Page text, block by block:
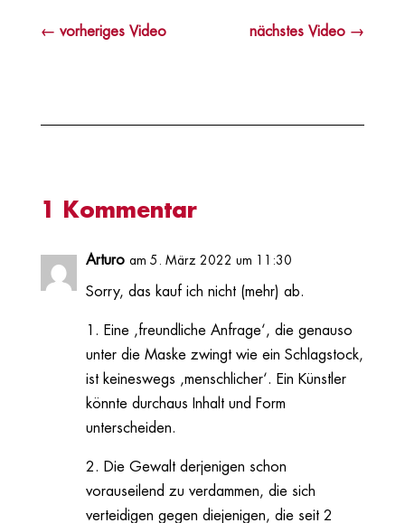
← vorheriges Video nächstes Video →
1 Kommentar
Arturo am 5. März 2022 um 11:30
Sorry, das kauf ich nicht (mehr) ab.
1. Eine ‚freundliche Anfrage‘, die genauso
unter die Maske zwingt wie ein Schlagstock,
ist keineswegs ‚menschlicher‘. Ein Künstler
könnte durchaus Inhalt und Form
unterscheiden.
2. Die Gewalt derjenigen schon
vorauseilend zu verdammen, die sich
verteidigen gegen diejenigen, die seit 2